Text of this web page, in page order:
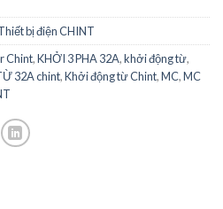
bị điện CHINT
Chint,KHỞI 3 PHA 32A,khởi động từ,
32A chint,Khởi động từ Chint,MC,MC